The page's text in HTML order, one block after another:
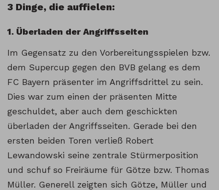
3 Dinge, die auffielen:
1. Überladen der Angriffsseiten
Im Gegensatz zu den Vorbereitungsspielen bzw.
dem Supercup gegen den BVB gelang es dem
FC Bayern präsenter im Angriffsdrittel zu sein.
Dies war zum einen der präsenten Mitte
geschuldet, aber auch dem geschickten
überladen der Angriffsseiten. Gerade bei den
ersten beiden Toren verließ Robert
Lewandowski seine zentrale Stürmerposition
und schuf so Freiräume für Götze bzw. Thomas
Müller. Generell zeigten sich Götze, Müller und